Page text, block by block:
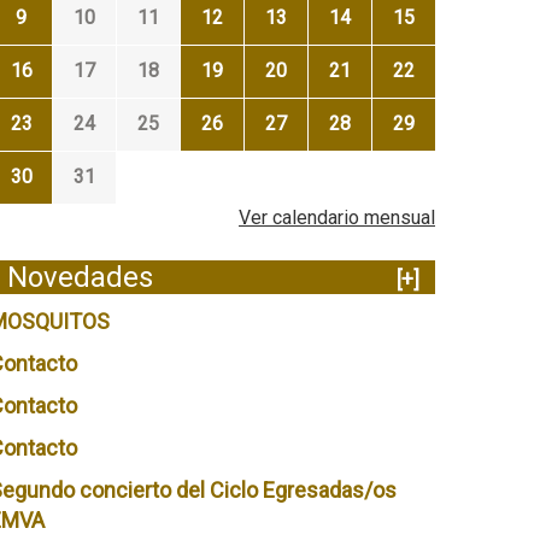
9 10 11 12 13 14 15
16 17 18 19 20 21 22
23 24 25 26 27 28 29
30
31
Ver calendario mensual
Novedades
[+]
concierto del Ciclo Egresadas/os